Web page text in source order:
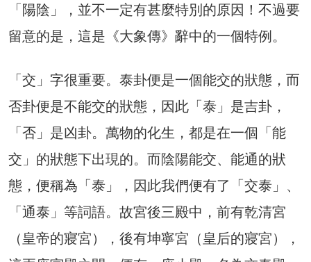
「陽陰」，並不一定有甚麼特別的原因！不過要
留意的是，這是《大象傳》辭中的一個特例。
「交」字很重要。泰卦便是一個能交的狀態，而
否卦便是不能交的狀態，因此「泰」是吉卦，
「否」是凶卦。萬物的化生，都是在一個「能
交」的狀態下出現的。而陰陽能交、能通的狀
態，便稱為「泰」，因此我們便有了「交泰」、
「通泰」等詞語。故宮後三殿中，前有乾清宮
（皇帝的寢宮），後有坤寧宮（皇后的寢宮），